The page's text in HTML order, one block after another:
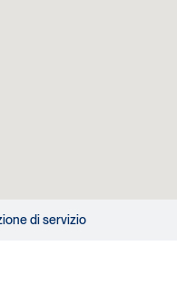
di servizio